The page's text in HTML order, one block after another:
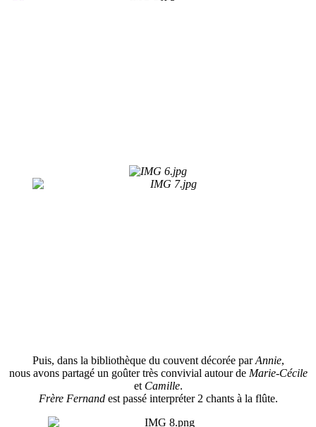
Puis, dans la bibliothèque du couvent décorée parAnnie,
nous avons partagé un goûter très convivial autour deMarie-Cécile
et Camille.
Frère Fernand est passé interpréter 2 chants à la flûte.